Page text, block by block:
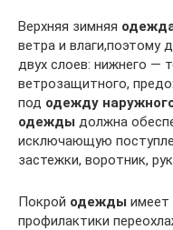
Верхняя зимняя
ветра и влаги,поэтому
двух слоев: нижнего —
ветрозащитного,
под одежду
одежды должна
исключающую
застежки, воротник,
Покрой одежды имеет
профилактики